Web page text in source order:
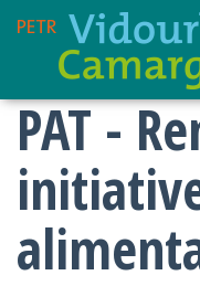
PAT -